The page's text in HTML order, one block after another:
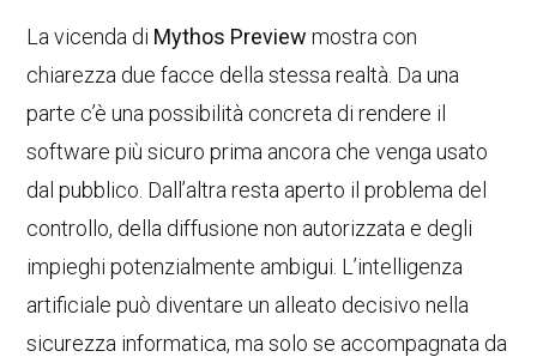
La vicenda di Mythos Preview mostra con
chiarezza due facce della stessa realtà. Da una
parte c’è una possibilità concreta di rendere il
software più sicuro prima ancora che venga usato
dal pubblico. Dall’altra resta aperto il problema del
controllo, della diffusione non autorizzata e degli
impieghi potenzialmente ambigui. L’intelligenza
artificiale può diventare un alleato decisivo nella
sicurezza informatica, ma solo se accompagnata da